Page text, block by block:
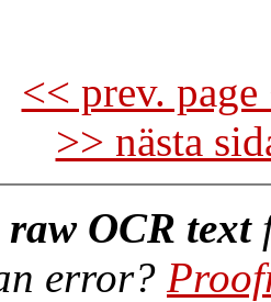
<< prev.
>> nästa
raw OCR text
error?